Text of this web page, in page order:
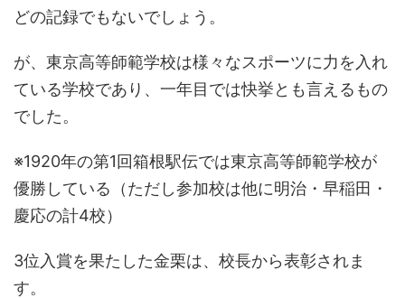
どの記録でもないでしょう。
が、東京高等師範学校は様々なスポーツに力を入れ
ている学校であり、一年目では快挙とも言えるもの
でした。
※1920年の第1回箱根駅伝では東京高等師範学校が
優勝している（ただし参加校は他に明治・早稲田・
慶応の計4校）
3位入賞を果たした金栗は、校長から表彰されま
す。